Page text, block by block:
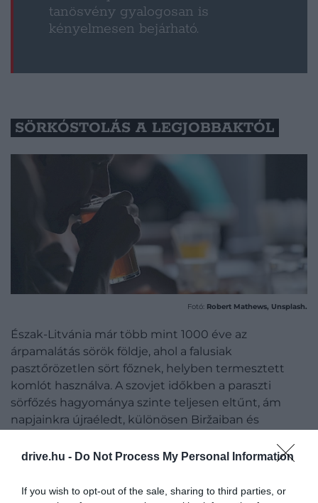
drive.hu - Do Not Process My Personal Information
If you wish to opt-out of the sale, sharing to third parties, or
tanösvény gyalogosan is
kényelmesen bejárható.
SÖRKÓSTOLÁS A LEGJOBBAKTÓL
Fotó: Robert Mathews, Unsplash.
Észak-Litvánia már több mint 1000 éve az
árpamalátás sörök földje, ahol a falusiak
pasztőrözetlen sört főznek, helyben termesztett
komlót használva. A szovjet időkben a paraszti
sörfőzés hagyománya szinte teljesen eltűnt, ám
napjainkra újraéledt, különösen Biržaiban és
recepteket.
A Rinkuškiai Sörfőzde sétahajókat indít, amelyekkel